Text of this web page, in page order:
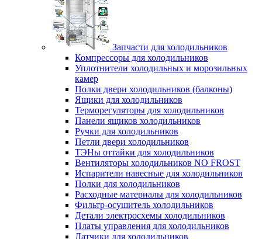
Запчасти для холодильников
Компрессоры для холодильников
Уплотнители холодильных и морозильных
камер
Полки двери холодильников (балконы)
Ящики для холодильников
Терморегуляторы для холодильников
Панели ящиков холодильников
Ручки для холодильников
Петли двери холодильников
ТЭНы оттайки для холодильников
Вентиляторы холодильников NO FROST
Испарители навесные для холодильников
Полки для холодильников
Расходные материалы для холодильников
Фильтр-осушитель холодильников
Детали электросхемы холодильников
Платы управления для холодильников
Датчики для холодильников